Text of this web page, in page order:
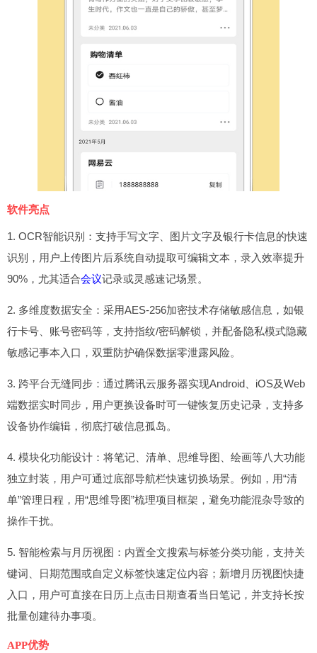
软件亮点
1. OCR智能识别：支持手写文字、图片文字及银行卡信息的快速
识别，用户上传图片后系统自动提取可编辑文本，录入效率提升
90%，尤其适合会议记录或灵感速记场景。
2. 多维度数据安全：采用AES-256加密技术存储敏感信息，如银
行卡号、账号密码等，支持指纹/密码解锁，并配备隐私模式隐藏
敏感记事本入口，双重防护确保数据零泄露风险。
3. 跨平台无缝同步：通过腾讯云服务器实现Android、iOS及Web
端数据实时同步，用户更换设备时可一键恢复历史记录，支持多
设备协作编辑，彻底打破信息孤岛。
4. 模块化功能设计：将笔记、清单、思维导图、绘画等八大功能
独立封装，用户可通过底部导航栏快速切换场景。例如，用“清
单”管理日程，用“思维导图”梳理项目框架，避免功能混杂导致的
操作干扰。
5. 智能检索与月历视图：内置全文搜索与标签分类功能，支持关
键词、日期范围或自定义标签快速定位内容；新增月历视图快捷
入口，用户可直接在日历上点击日期查看当日笔记，并支持长按
批量创建待办事项。
APP优势